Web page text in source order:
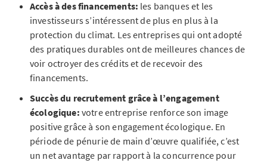
Accès à des financements: les banques et les
investisseurs s’intéressent de plus en plus à la
protection du climat. Les entreprises qui ont adopté
des pratiques durables ont de meilleures chances de
voir octroyer des crédits et de recevoir des
financements.
Succès du recrutement grâce à l’engagement
écologique: votre entreprise renforce son image
positive grâce à son engagement écologique. En
période de pénurie de main d’œuvre qualifiée, c’est
un net avantage par rapport à la concurrence pour